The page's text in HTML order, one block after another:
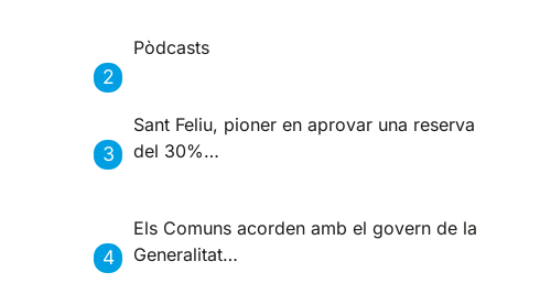
Pòdcasts
Sant Feliu, pioner en aprovar una reserva
del 30%…
Els Comuns acorden amb el govern de la
Generalitat…